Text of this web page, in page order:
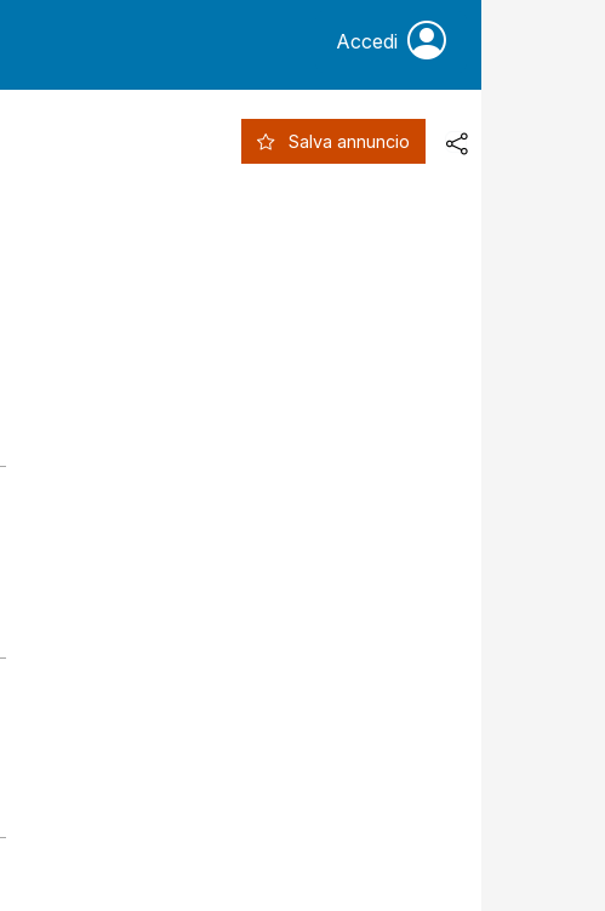
Accedi
Salva annuncio